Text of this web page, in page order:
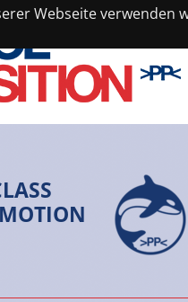
Webseite verwenden